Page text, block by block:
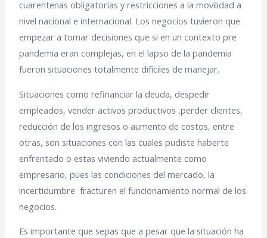
cuarentenas obligatorias y restricciones a la movilidad a
nivel nacional e internacional. Los negocios tuvieron que
empezar a tomar decisiones que si en un contexto pre
pandemia eran complejas, en el lapso de la pandemia
fueron situaciones totalmente difíciles de manejar.
Situaciones como refinanciar la deuda, despedir
empleados, vender activos productivos ,perder clientes,
reducción de los ingresos o aumento de costos, entre
otras, son situaciones con las cuales pudiste haberte
enfrentado o estas viviendo actualmente como
empresario, pues las condiciones del mercado, la
incertidumbre fracturen el funcionamiento normal de los
negocios.
Es importante que sepas que a pesar que la situación ha